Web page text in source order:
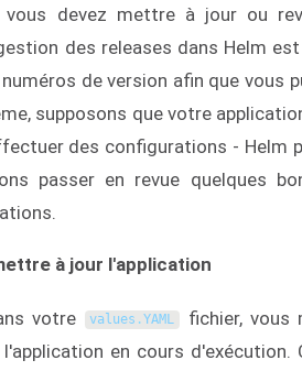
devez mettre à jour ou
des releases dans Helm
de version afin que vous
supposons que votre
des configurations - Helm
passer en revue quelques
à jour l'application
votre values .YAML
fichier, vous
en cours